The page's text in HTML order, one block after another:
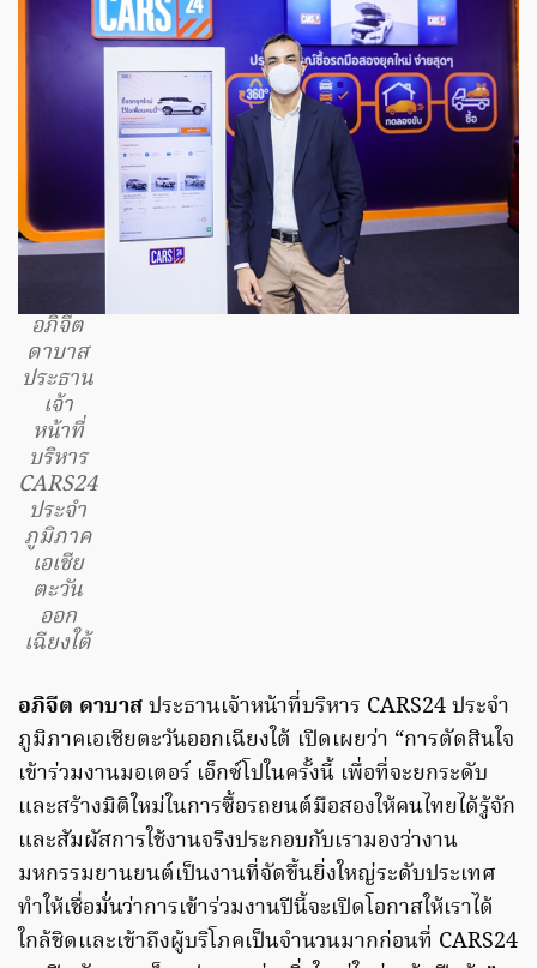
อภิจีต
ดาบาส
ประธาน
เจ้า
หน้าที่
บริหาร
CARS24
ประจำ
ภูมิภาค
เอเชีย
ตะวัน
ออก
เฉียงใต้
อภิจีต ดาบาสประธานเจ้าหน้าที่บริหาร CARS24 ประจำ
ภูมิภาคเอเชียตะวันออกเฉียงใต้ เปิดเผยว่า “การตัดสินใจ
เข้าร่วมงานมอเตอร์ เอ็กซ์โปในครั้งนี้ เพื่อที่จะยกระดับ
และสร้างมิติใหม่ในการซื้อรถยนต์มือสองให้คนไทยได้รู้จัก
และสัมผัสการใช้งานจริงประกอบกับเรามองว่างาน
มหกรรมยานยนต์เป็นงานที่จัดขึ้นยิ่งใหญ่ระดับประเทศ
ทำให้เชื่อมั่นว่าการเข้าร่วมงานปีนี้จะเปิดโอกาสให้เราได้
ใกล้ชิดและเข้าถึงผู้บริโภคเป็นจำนวนมากก่อนที่ CARS24